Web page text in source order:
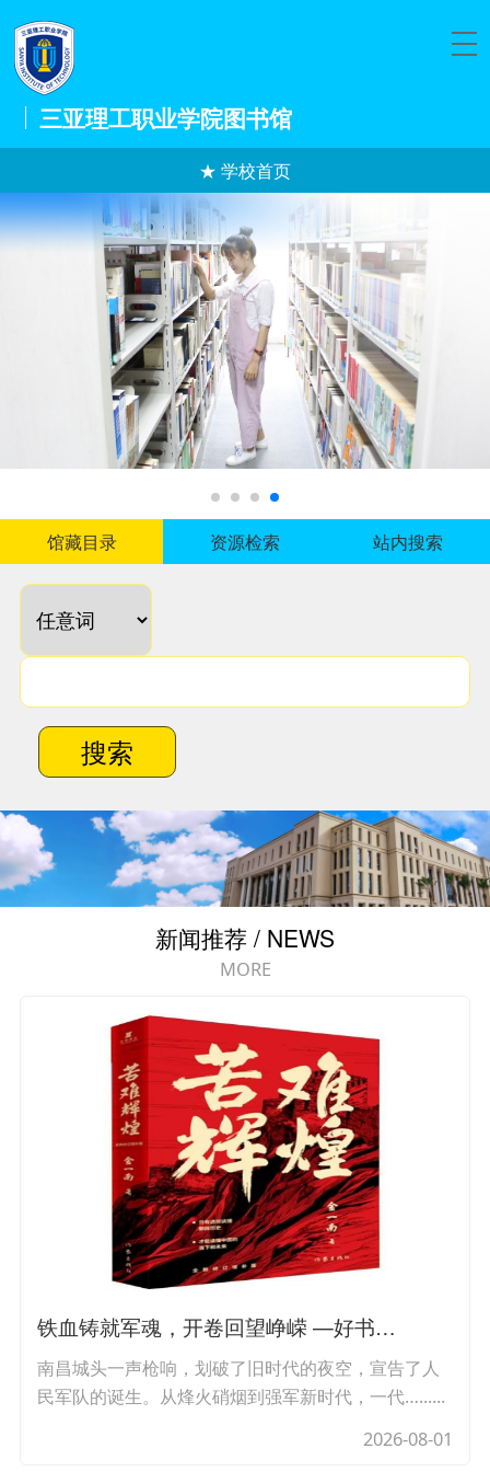
三亚理工职业学院图书馆
★ 学校首页
馆藏目录 资源检索 站内搜索
搜索
新闻推荐 / NEWS
MORE
铁血铸就军魂，开卷回望峥嵘 —好书…
南昌城头一声枪响，划破了旧时代的夜空，宣告了人
民军队的诞生。从烽火硝烟到强军新时代，一代…......
2026-08-01